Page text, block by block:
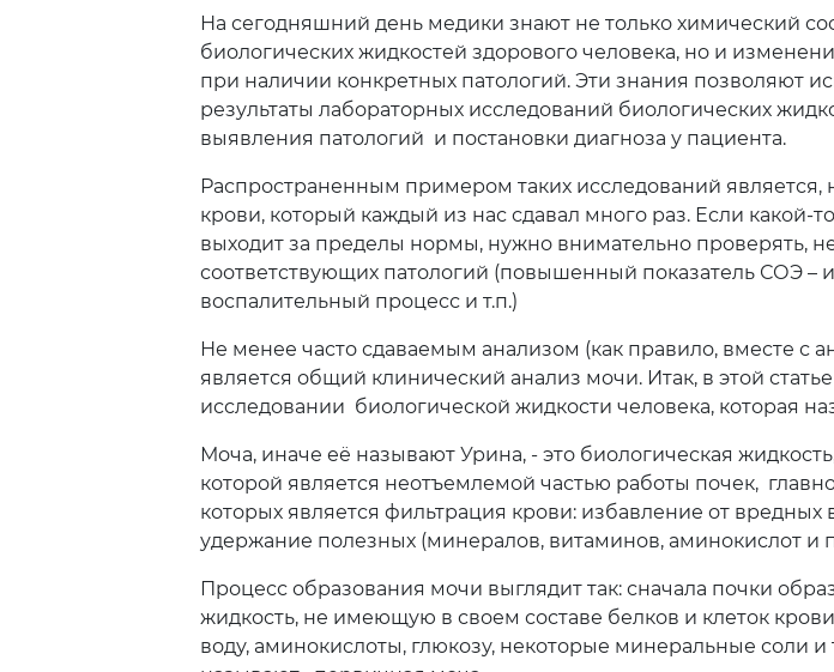
На сегодняшний день медики знают не только химический
биологических жидкостей здорового человека, но и
при наличии конкретных патологий. Эти знания позволяют
результаты лабораторных исследований биологических
выявления патологий и постановки диагноза у пациента.
Распространенным примером таких исследований является,
крови, который каждый из нас сдавал много раз. Если какой-
выходит за пределы нормы, нужно внимательно проверять,
соответствующих патологий (повышенный показатель СОЭ –
воспалительный процесс и т.п.)
Не менее часто сдаваемым анализом (как правило, вместе с
является общий клинический анализ мочи. Итак, в этой
исследовании биологической жидкости человека, которая
Моча, иначе её называют Урина, - это биологическая
которой является неотъемлемой частью работы почек,
которых является фильтрация крови: избавление от вредных
удержание полезных (минералов, витаминов, аминокислот и
Процесс образования мочи выглядит так: сначала почки
жидкость, не имеющую в своем составе белков и клеток
воду, аминокислоты, глюкозу, некоторые минеральные соли и
Сатпаев
Т
Талдыкорган Тараз
область
У
Уральск
Ч
Ш
Шахтинск Шымкент